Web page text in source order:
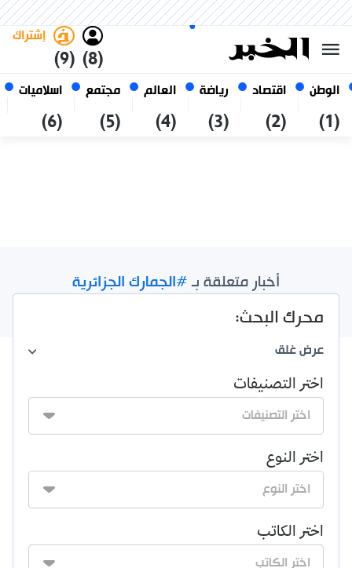
الوطن
(1)
اقتصاد
(2)
رياضة
(3)
العالم
(4)
مجتمع
(5)
اسلاميات
(6)
(8)
إشتراك
(9)
07 أغسطس 2026
الجزائر
أخبار متعلقة بـ#الجمارك الجزائرية
محرك البحث:
عرضغلق
اختر التصنيفات
اختر النوع
اختر الكاتب